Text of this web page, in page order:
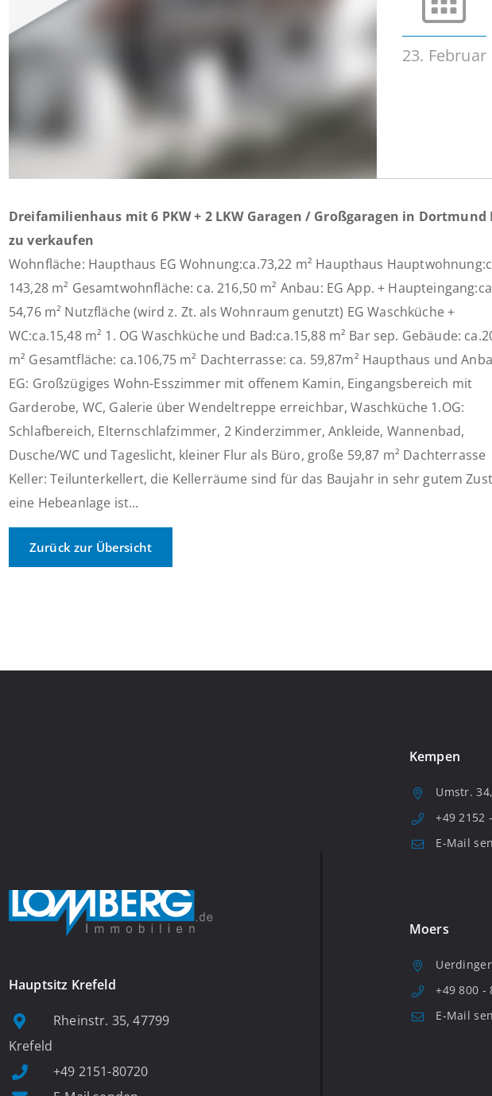
23. Februar
Dreifamilienhaus mit 6 PKW + 2 LKW Garagen / Großgaragen in Dortmund
zu verkaufen
Wohnfläche: Haupthaus EG Wohnung:ca.73,22 m² Haupthaus
143,28 m² Gesamtwohnfläche: ca. 216,50 m² Anbau: EG App. +
54,76 m² Nutzfläche (wird z. Zt. als Wohnraum genutzt) EG Waschküche +
WC:ca.15,48 m² 1. OG Waschküche und Bad:ca.15,88 m² Bar sep. Gebäude:
m² Gesamtfläche: ca.106,75 m² Dachterrasse: ca. 59,87m² Haupthaus und
EG: Großzügiges Wohn-Esszimmer mit offenem Kamin, Eingangsbereich mit
Garderobe, WC, Galerie über Wendeltreppe erreichbar, Waschküche 1.OG:
Schlafbereich, Elternschlafzimmer, 2 Kinderzimmer, Ankleide, Wannenbad,
Dusche/WC und Tageslicht, kleiner Flur als Büro, große 59,87 m² Dachterrasse
Keller: Teilunterkellert, die Kellerräume sind für das Baujahr in sehr gutem
eine Hebeanlage ist...
Zurück zur Übersicht
Hauptsitz Krefeld
Rheinstr. 35, 47799
Krefeld
+49 2151-80720
Kempen
Umstr.
+49 2152
E-Mail
Moers
+49 800 -
E-Mail